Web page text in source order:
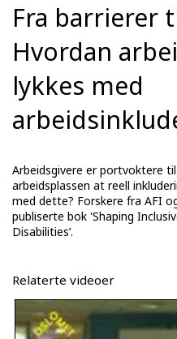
Fra barrierer
Hvordan
lykkes med
Arbeidsgivere er portvoktere
arbeidsplassen at reell
med dette? Forskere fra AFI
publiserte bok 'Shaping
Disabilities’.
Relaterte videoer